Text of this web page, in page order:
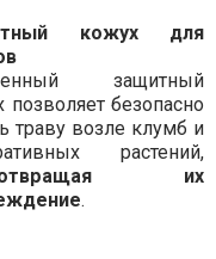
кожух для
защитный
позволяет безопасно
траву возле клумб и
растений,
их
.